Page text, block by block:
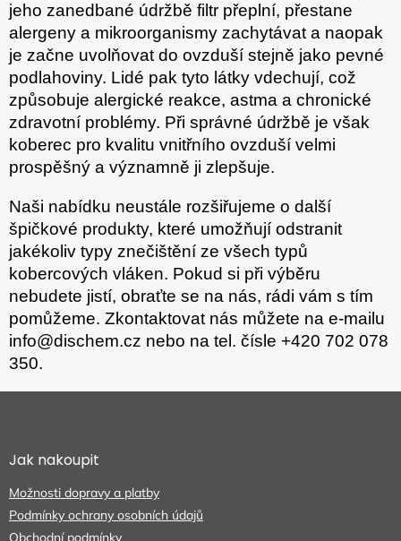
jeho zanedbané údržbě filtr přeplní, přestane
alergeny a mikroorganismy zachytávat a naopak
je začne uvolňovat do ovzduší stejně jako pevné
podlahoviny. Lidé pak tyto látky vdechují, což
způsobuje alergické reakce, astma a chronické
zdravotní problémy. Při správné údržbě je však
koberec pro kvalitu vnitřního ovzduší velmi
prospěšný a významně ji zlepšuje.
Naši nabídku neustále rozšiřujeme o další
špičkové produkty, které umožňují odstranit
jakékoliv typy znečištění ze všech typů
kobercových vláken. Pokud si při výběru
nebudete jistí, obraťte se na nás, rádi vám s tím
pomůžeme. Zkontaktovat nás můžete na e-mailu
info@dischem.cz nebo na tel. čísle +420 702 078
350.
aJak nakoupit
Možnosti dopravy a platby
Podmínky ochrany osobních údajů